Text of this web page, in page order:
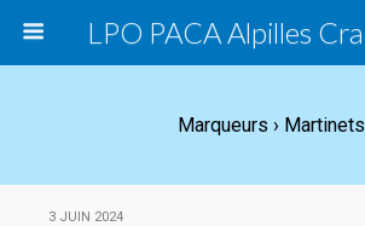
Marqueurs › Martinets
3 JUIN 2024